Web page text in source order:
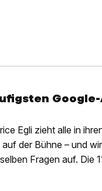
Egli zieht alle in
der Bühne – und
Fragen auf. Die